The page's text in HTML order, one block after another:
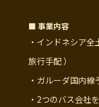
■ 事業内容
・インドネシア
旅行手配 ）
・ガルーダ国内線
・2つのバス会社